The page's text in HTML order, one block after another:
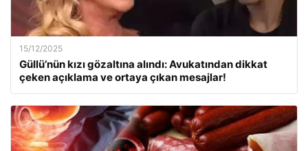
15/12/2025
Güllü’nün kızı gözaltına alındı: Avukatından dikkat
çeken açıklama ve ortaya çıkan mesajlar!